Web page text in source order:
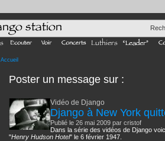
Accueil
Poster un message sur :
Vidéo de Django
Django à New York
Publié le 26 mai 2009 par cristof
Dans la série des vidéos de Django
"Henry Hudson Hotel" le 6 février 1947.